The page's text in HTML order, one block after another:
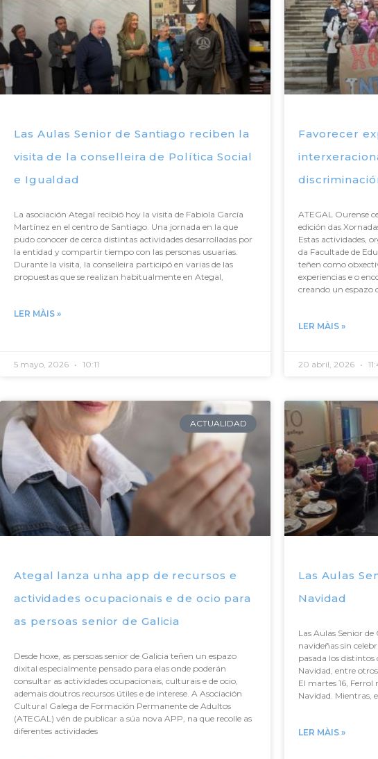
Las Aulas Senior de Santiago reciben la
visita de la conselleira de Política Social
e Igualdad
La asociación Ategal recibió hoy la visita de Fabiola García
Martínez en el centro de Santiago. Una jornada en la que
pudo conocer de cerca distintas actividades desarrolladas por
la entidad y compartir tiempo con las personas usuarias.
Durante la visita, la conselleira participó en varias de las
propuestas que se realizan habitualmente en Ategal,
LER MÀIS »
5 mayo, 2026 10:11
Favorecer
ATEGAL Ourense
edición das
Estas actividades,
da Facultade de
teñen como
experiencias e o
creando un espazo
LER MÀIS »
20 abril, 2026
ACTUALIDAD
Ategal lanza unha app de recursos e
actividades ocupacionais e de ocio para
as persoas senior de Galicia
Desde hoxe, as persoas senior de Galicia teñen un espazo
dixital especialmente pensado para elas onde poderán
consultar as actividades ocupacionais, culturais e de ocio,
ademais doutros recursos útiles e de interese. A Asociación
Cultural Galega de Formación Permanente de Adultos
(ATEGAL) vén de publicar a súa nova APP, na que recolle as
diferentes actividades
Las Aulas
Navidad
Las Aulas Senior
navideñas sin
pasada los
Navidad, entre
El martes 16,
Navidad. Mientras,
LER MÀIS »